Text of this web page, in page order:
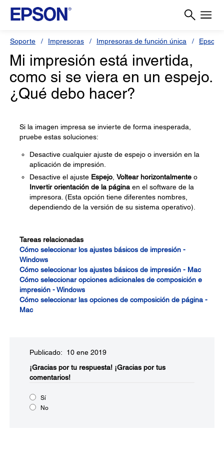
Soporte Impresoras Impresoras de función única Epson
Mi impresión está invertida,
como si se viera en un espejo.
¿Qué debo hacer?
Si la imagen impresa se invierte de forma inesperada,
pruebe estas soluciones:
Desactive cualquier ajuste de espejo o inversión en la
aplicación de impresión.
Desactive el ajuste Espejo Voltear horizontalmente o
Invertir orientación de la página en el software de la
impresora. (Esta opción tiene diferentes nombres,
dependiendo de la versión de su sistema operativo).
Tareas relacionadas
Cómo seleccionar los ajustes básicos de impresión -
Windows
Cómo seleccionar los ajustes básicos de impresión - Mac
Cómo seleccionar opciones adicionales de composición e
impresión - Windows
Cómo seleccionar las opciones de composición de página -
Mac
Publicado: 10 ene 2019
¡Gracias por tu respuesta! ¡Gracias por tus
comentarios!
Sí
No